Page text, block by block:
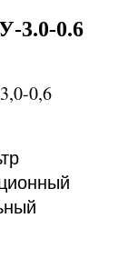
3.0-0.6
0,6